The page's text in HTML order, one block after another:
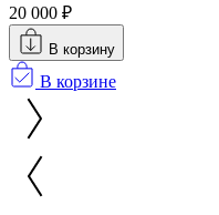
20 000 ₽
В корзину
В корзине